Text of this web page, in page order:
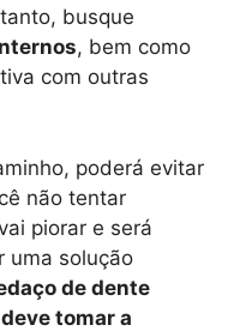
busque
, bem como
com outras
poderá evitar
não tentar
piorar e será
uma solução
de dente
tomar a